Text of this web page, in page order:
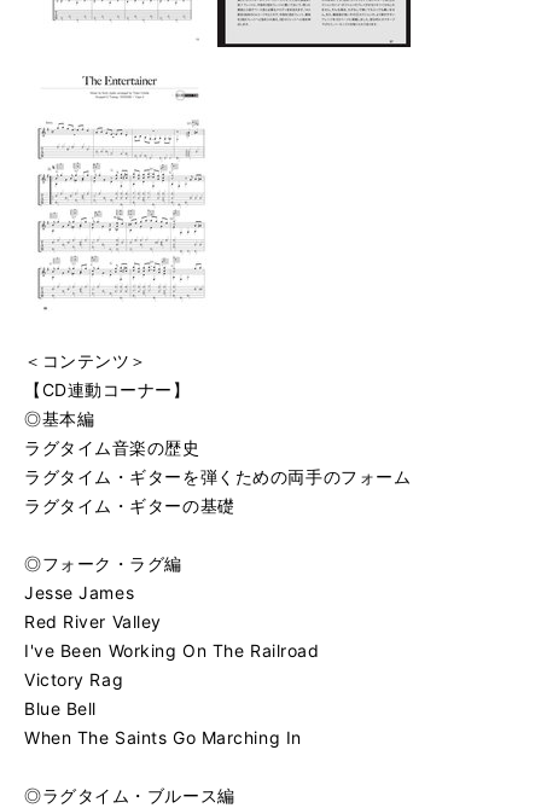
＜コンテンツ＞
【CD連動コーナー】
◎基本編
ラグタイム音楽の歴史
ラグタイム・ギターを弾くための両手のフォーム
ラグタイム・ギターの基礎
◎フォーク・ラグ編
Jesse James
Red River Valley
I've Been Working On The Railroad
Victory Rag
Blue Bell
When The Saints Go Marching In
◎ラグタイム・ブルース編